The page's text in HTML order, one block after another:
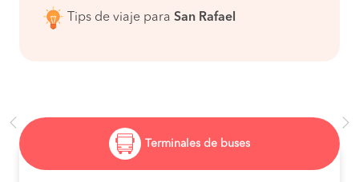
Tips de viaje para San Rafael
Terminales de buses